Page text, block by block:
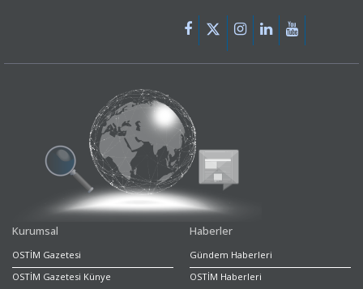
Kurumsal
OSTİM Gazetesi
OSTİM Gazetesi Künye
Haberler
Gündem Haberleri
OSTİM Haberleri